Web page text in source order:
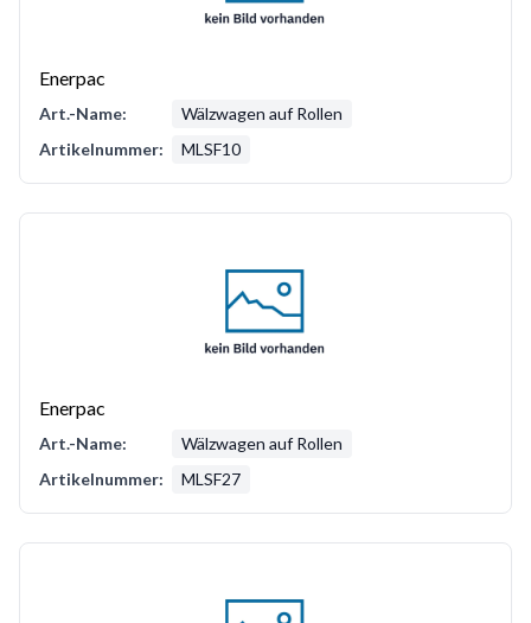
Enerpac
Art.-Name:
Wälzwagen auf Rollen
Artikelnummer:
MLSF10
Enerpac
Art.-Name:
Wälzwagen auf Rollen
Artikelnummer:
MLSF27